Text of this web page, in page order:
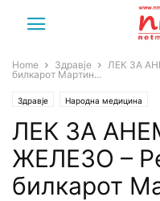
Home Здравје
ЛЕК ЗА
билкарот Мартин...
Здравје Народна медицина
ЛЕК ЗА
ЖЕЛЕЗО –
билкарот